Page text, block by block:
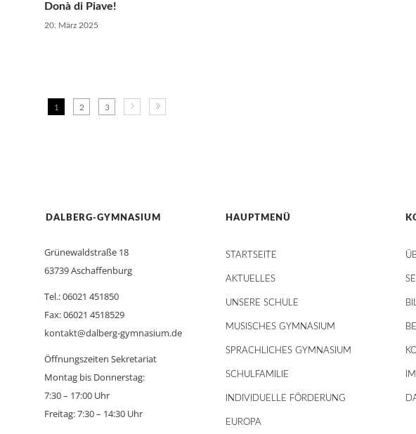
Donà di Piave!
20. März 2025
1 2 3 › »
DALBERG-GYMNASIUM
Grünewaldstraße 18
63739 Aschaffenburg
Tel.: 06021 451850
Fax: 06021 4518529
kontakt@dalberg-gymnasium.de
Öffnungszeiten Sekretariat
Montag bis Donnerstag:
7:30 – 17:00 Uhr
Freitag: 7:30 – 14:30 Uhr
HAUPTMENÜ
STARTSEITE
AKTUELLES
UNSERE SCHULE
MUSISCHES GYMNASIUM
SPRACHLICHES GYMNASIUM
SCHULFAMILIE
INDIVIDUELLE FÖRDERUNG
EUROPA